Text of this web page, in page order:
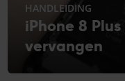
HANDLEIDING
iPhone 8
vervangen